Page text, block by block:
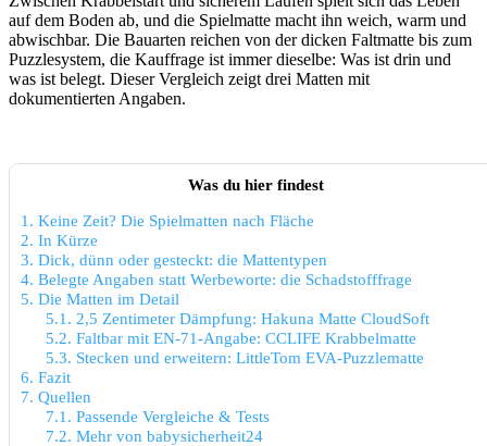
auf dem Boden ab, und die Spielmatte macht ihn weich, warm und
abwischbar. Die Bauarten reichen von der dicken Faltmatte bis zum
Puzzlesystem, die Kauffrage ist immer dieselbe: Was ist drin und
was ist belegt. Dieser Vergleich zeigt drei Matten mit
dokumentierten Angaben.
Was du hier findest
1. Keine Zeit? Die Spielmatten nach Fläche
2. In Kürze
3. Dick, dünn oder gesteckt: die Mattentypen
4. Belegte Angaben statt Werbeworte: die Schadstofffrage
5. Die Matten im Detail
5.1. 2,5 Zentimeter Dämpfung: Hakuna Matte CloudSoft
5.2. Faltbar mit EN-71-Angabe: CCLIFE Krabbelmatte
5.3. Stecken und erweitern: LittleTom EVA-Puzzlematte
6. Fazit
7. Quellen
7.1. Passende Vergleiche & Tests
7.2. Mehr von babysicherheit24